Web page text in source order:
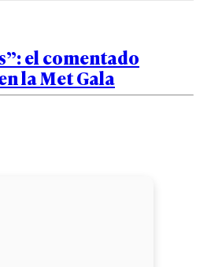
el comentado
la Met Gala